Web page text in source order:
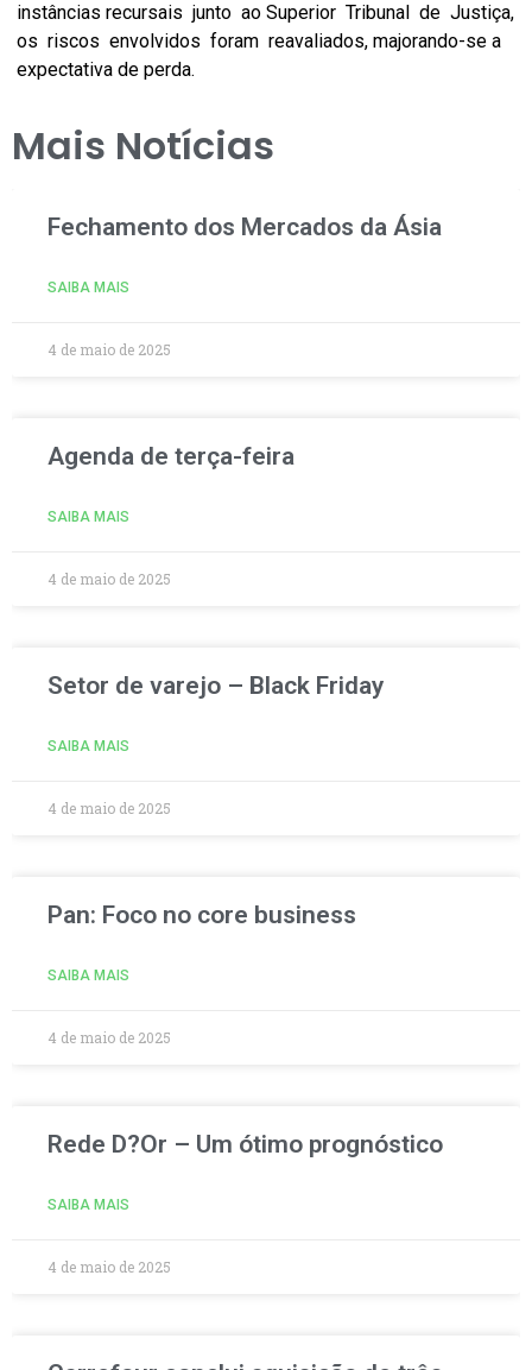
instâncias recursais junto ao Superior Tribunal de Justiça,
os riscos envolvidos foram reavaliados, majorando-se a
expectativa de perda.
Mais Notícias
Fechamento dos Mercados da Ásia
SAIBA MAIS
4 de maio de 2025
Agenda de terça-feira
SAIBA MAIS
4 de maio de 2025
Setor de varejo – Black Friday
SAIBA MAIS
4 de maio de 2025
Pan: Foco no core business
SAIBA MAIS
4 de maio de 2025
Rede D?Or – Um ótimo prognóstico
SAIBA MAIS
4 de maio de 2025